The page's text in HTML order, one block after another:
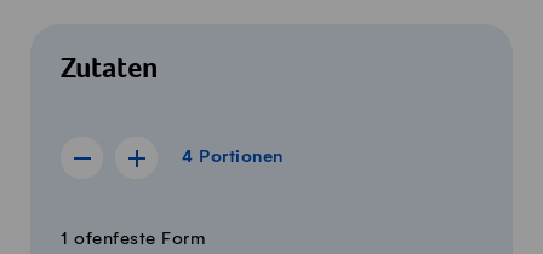
Zutaten
4 Portionen
Rezept für 3 Portionen anzeigen
Rezept für 5 Portionen anzeigen
4 Portionen
MengeZutaten
1 ofenfeste Form